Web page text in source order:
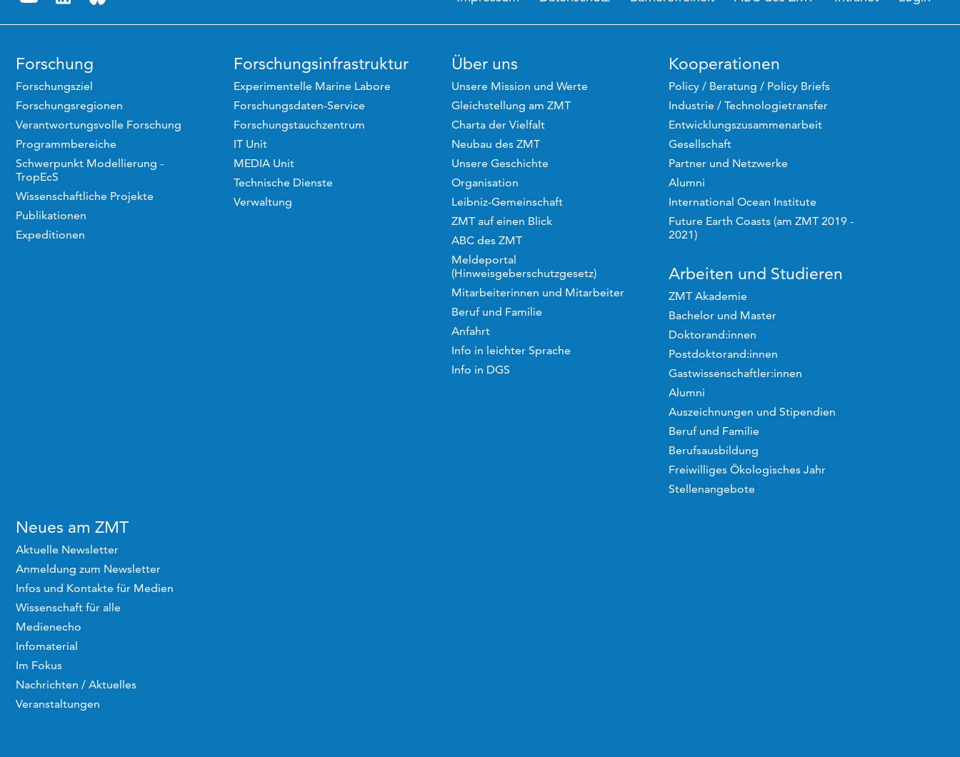
Forschung
Forschungsziel
Forschungsregionen
Verantwortungsvolle Forschung
Programmbereiche
Schwerpunkt Modellierung -
TropEcS
Wissenschaftliche Projekte
Publikationen
Expeditionen
Forschungsinfrastruktur
Experimentelle Marine Labore
Forschungsdaten-Service
Forschungstauchzentrum
IT Unit
MEDIA Unit
Technische Dienste
Verwaltung
Über uns
Unsere Mission und Werte
Gleichstellung am ZMT
Charta der Vielfalt
Neubau des ZMT
Unsere Geschichte
Organisation
Leibniz-Gemeinschaft
ZMT auf einen Blick
ABC des ZMT
Meldeportal
(Hinweisgeberschutzgesetz)
Mitarbeiterinnen und Mitarbeiter
Beruf und Familie
Anfahrt
Info in leichter Sprache
Info in DGS
Kooperationen
Policy / Beratung / Policy Briefs
Industrie / Technologietransfer
Entwicklungszusammenarbeit
Gesellschaft
Partner und Netzwerke
Alumni
International Ocean Institute
Future Earth Coasts (am ZMT 2019 -
2021)
Arbeiten und Studieren
ZMT Akademie
Bachelor und Master
Doktorand:innen
Postdoktorand:innen
Gastwissenschaftler:innen
Alumni
Auszeichnungen und Stipendien
Beruf und Familie
Berufsausbildung
Freiwilliges Ökologisches Jahr
Stellenangebote
Neues am ZMT
Aktuelle Newsletter
Anmeldung zum Newsletter
Infos und Kontakte für Medien
Wissenschaft für alle
Medienecho
Infomaterial
Im Fokus
Nachrichten / Aktuelles
Veranstaltungen